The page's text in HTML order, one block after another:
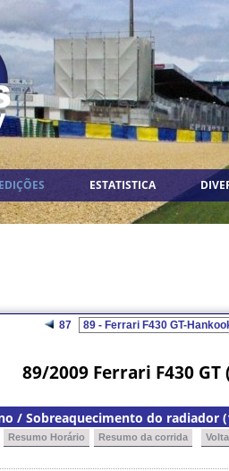
EDIÇÕES ESTATISTICA
87
89/2009 Ferrari F430
/ Sobreaquecimento do radiador
Resumo Horário Resumo da corrida